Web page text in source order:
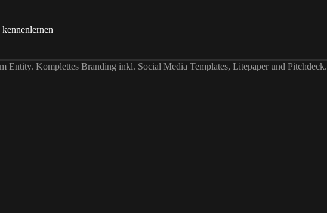
Entity. Komplettes Branding inkl. Social Media Templates, Litepaper und Pitchdeck.